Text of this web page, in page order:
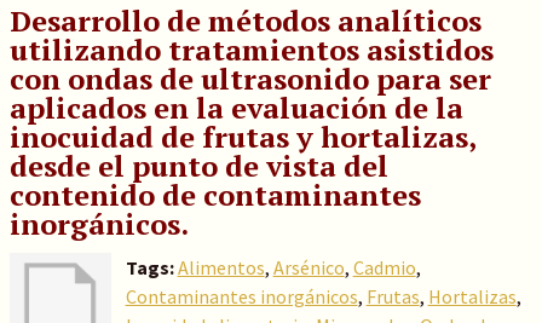
Desarrollo de métodos analíticos
utilizando tratamientos asistidos
con ondas de ultrasonido para ser
aplicados en la evaluación de la
inocuidad de frutas y hortalizas,
desde el punto de vista del
contenido de contaminantes
inorgánicos.
Tags:Alimentos, Arsénico, Cadmio,
Contaminantes inorgánicos, Frutas, Hortalizas,